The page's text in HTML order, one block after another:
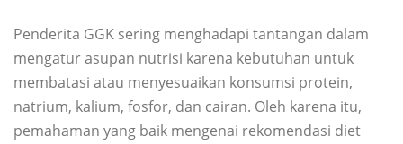
Penderita GGK sering menghadapi tantangan dalam
mengatur asupan nutrisi karena kebutuhan untuk
membatasi atau menyesuaikan konsumsi protein,
natrium, kalium, fosfor, dan cairan. Oleh karena itu,
pemahaman yang baik mengenai rekomendasi diet